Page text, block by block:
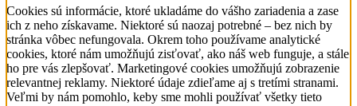
Cookies sú informácie, ktoré ukladáme do vášho zariadenia a zase
ich z neho získavame. Niektoré sú naozaj potrebné – bez nich by
stránka vôbec nefungovala. Okrem toho používame analytické
cookies, ktoré nám umožňujú zisťovať, ako náš web funguje, a stále
ho pre vás zlepšovať. Marketingové cookies umožňujú zobrazenie
relevantnej reklamy. Niektoré údaje zdieľame aj s tretími stranami.
Veľmi by nám pomohlo, keby sme mohli používať všetky tieto